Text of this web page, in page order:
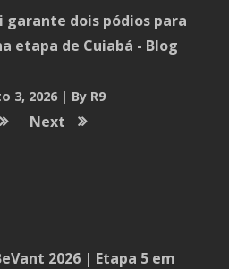
garante dois pódios para
etapa de Cuiabá - Blog
3, 2026 By R9
Next
2026 | Etapa 5 em